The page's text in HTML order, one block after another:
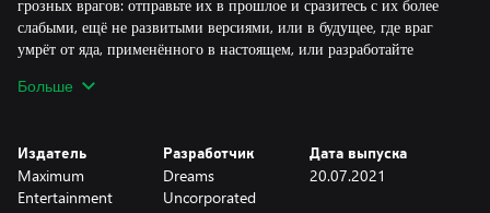
грозных врагов: отправьте их в прошлое и сразитесь с их более
слабыми, ещё не развитыми версиями, или в будущее, где враг
умрёт от яда, применённого в настоящем, или разработайте
людей, и последствия будут влиять на игровой мир в реальном
времени. У каждого персонажа, врага и даже королевства есть
прошлое, настоящее и несколько вариантов будущего, зависящего
Больше
Издатель
Maximum
Entertainment
Разработчик
Dreams
Uncorporated
Дата выпуска
20.07.2021